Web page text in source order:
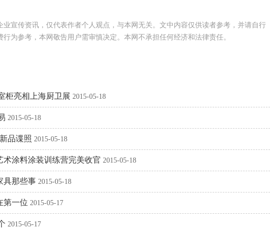
业宣传资讯，仅代表作者个人观点，与本网无关。文中内容仅供读者参考，并请自行
为参考，本网敬告用户需审慎决定。本网不承担任何经济和法律责任。
柜亮相上海厨卫展 2015-05-18
2015-05-18
品谍照 2015-05-18
涂料涂装训练营完美收官 2015-05-18
具那些事 2015-05-18
第一位 2015-05-17
2015-05-17